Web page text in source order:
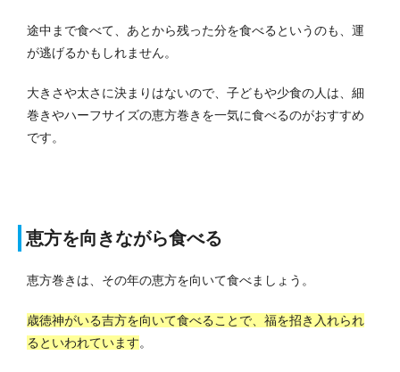
途中まで食べて、あとから残った分を食べるというのも、運
が逃げるかもしれません。
大きさや太さに決まりはないので、子どもや少食の人は、細
巻きやハーフサイズの恵方巻きを一気に食べるのがおすすめ
です。
恵方を向きながら食べる
恵方巻きは、その年の恵方を向いて食べましょう。
歳徳神がいる吉方を向いて食べることで、福を招き入れられ
るといわれています。